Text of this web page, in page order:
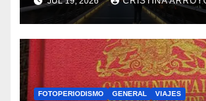
FOTOPERIODISMO GENERAL VIAJES